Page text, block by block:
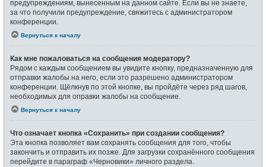
предупреждениям, вынесенным на данном сайте. Если вы не знаете,
за что получили предупреждение, свяжитесь с администратором
конференции.
Вернуться к началу
Как мне пожаловаться на сообщения модератору?
Рядом с каждым сообщением вы увидите кнопку, предназначенную для
отправки жалобы на него, если это разрешено администратором
конференции. Щёлкнув по этой кнопке, вы пройдёте через ряд шагов,
необходимых для оправки жалобы на сообщение.
Вернуться к началу
Что означает кнопка «Сохранить» при создании сообщения?
Эта кнопка позволяет вам сохранять сообщения для того, чтобы
закончить и отправить их позже. Для загрузки сохранённого сообщения
перейдите в параграф «Черновики» личного раздела.